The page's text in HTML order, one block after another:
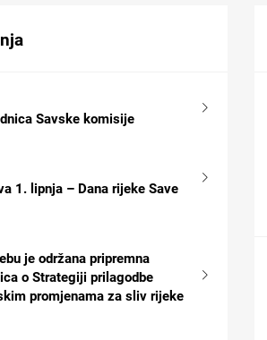
Savske komisije
1. lipnja – Dana rijeke Save
je održana pripremna
o Strategiji prilagodbe
promjenama za sliv rijeke